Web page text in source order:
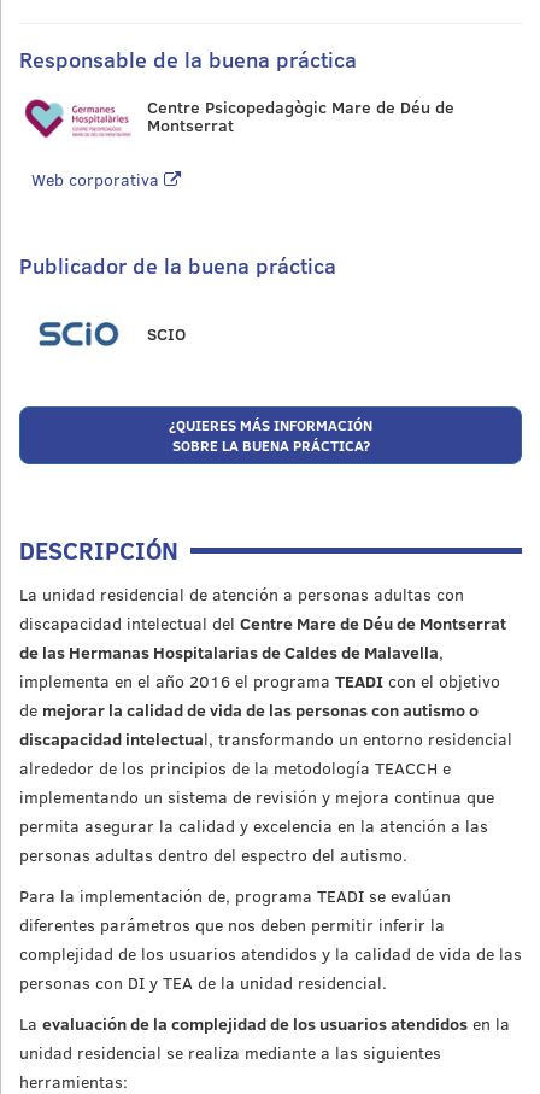
Responsable de la buena práctica
Centre Psicopedagògic Mare de Déu de
Montserrat
Web corporativa
Publicador de la buena práctica
SCIO
¿QUIERES MÁS INFORMACIÓN
SOBRE LA BUENA PRÁCTICA?
DESCRIPCIÓN
La unidad residencial de atención a personas adultas con
discapacidad intelectual del Centre Mare de Déu de Montserrat
de las Hermanas Hospitalarias de Caldes de Malavella,
implementa en el año 2016 el programa TEADI con el objetivo
de mejorar la calidad de vida de las personas con autismo o
discapacidad intelectual, transformando un entorno residencial
alrededor de los principios de la metodología TEACCH e
implementando un sistema de revisión y mejora continua que
permita asegurar la calidad y excelencia en la atención a las
personas adultas dentro del espectro del autismo.
Para la implementación de, programa TEADI se evalúan
diferentes parámetros que nos deben permitir inferir la
complejidad de los usuarios atendidos y la calidad de vida de las
personas con DI y TEA de la unidad residencial.
La evaluación de la complejidad de los usuarios atendidos en la
unidad residencial se realiza mediante a las siguientes
herramientas: